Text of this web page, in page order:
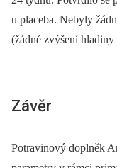
u placeba. Nebyly
(žádné zvýšení
Závěr
Potravinový doplněk